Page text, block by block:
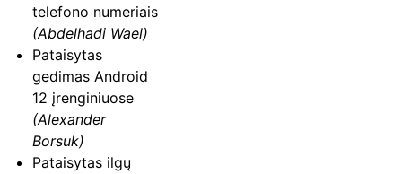
telefono numeriais
(Abdelhadi Wael)
Pataisytas
gedimas Android
12 įrenginiuose
(Alexander
Borsuk)
Pataisytas ilgų